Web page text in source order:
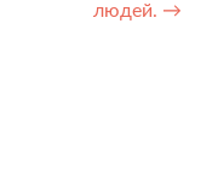
людей. →